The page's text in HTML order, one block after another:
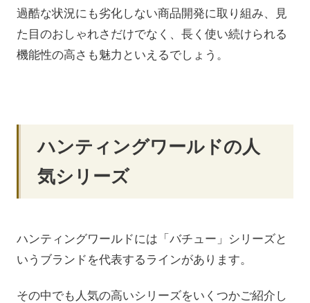
過酷な状況にも劣化しない商品開発に取り組み、見
た目のおしゃれさだけでなく、長く使い続けられる
機能性の高さも魅力といえるでしょう。
ハンティングワールドの人
気シリーズ
ハンティングワールドには「バチュー」シリーズと
いうブランドを代表するラインがあります。
その中でも人気の高いシリーズをいくつかご紹介し